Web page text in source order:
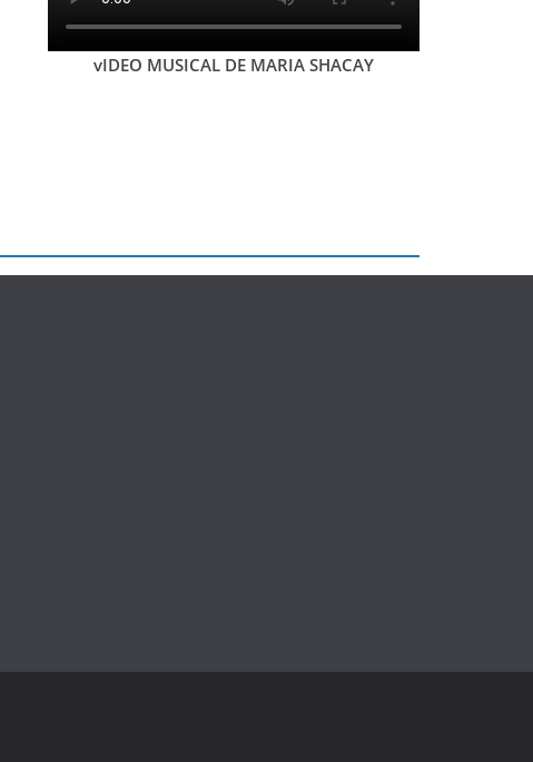
vIDEO MUSICAL DE MARIA SHACAY